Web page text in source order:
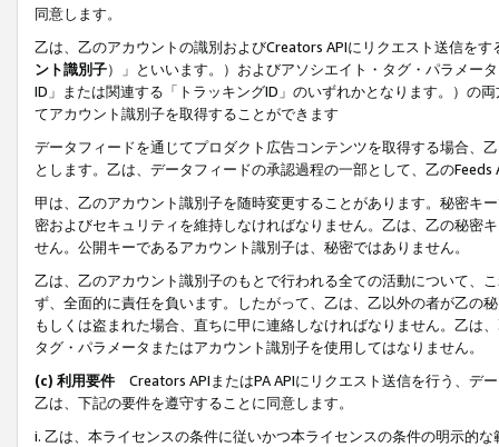
同意します。
乙は、乙のアカウントの識別およびCreators APIにリクエスト送信を
ント識別子）」といいます。）およびアソシエイト・タグ・パラメー
ID」または関連する「トラッキングID」のいずれかとなります。）の
てアカウント識別子を取得することができます
データフィードを通じてプロダクト広告コンテンツを取得する場合、
とします。乙は、データフィードの承認過程の一部として、乙の
甲は、乙のアカウント識別子を随時変更することがあります。秘密キ
密およびセキュリティを維持しなければなりません。乙は、乙の秘密
せん。公開キーであるアカウント識別子は、秘密ではありません。
乙は、乙のアカウント識別子のもとで行われる全ての活動について、
ず、全面的に責任を負います。したがって、乙は、乙以外の者が乙の
もしくは盗まれた場合、直ちに甲に連絡しなければなりません。乙は
タグ・パラメータまたはアカウント識別子を使用してはなりません。
(c) 利用要件 Creators APIまたはPA APIにリクエスト送信を行う、デ
乙は、下記の要件を遵守することに同意します。
i. 乙は、本ライセンスの条件に従いかつ本ライセンスの条件の明示的